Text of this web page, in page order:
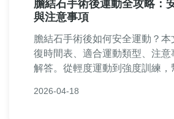
膽結石手術後運動全攻略：
與注意事項
膽結石手術後如何安全運動？本
復時間表、適合運動類型、注意
解答。從輕度運動到強度訓練，
2026-04-18